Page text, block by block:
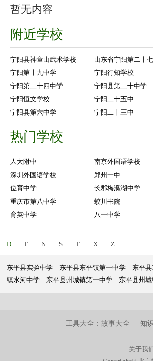
暂无内容
附近学校
宁阳县神童山武术学校 山东省宁阳第二十
宁阳第十九中学
宁阳行知学校
宁阳第二十四中学
宁阳县第二十中学
宁阳恒文学校
宁阳二十五中
宁阳县第六中学
宁阳二十三中
热门学校
人大附中 南京外国语学校
深圳外国语学校
郑州一中
位育中学
长郡梅溪湖中学
重庆市第八中学
蛟川书院
育英中学
八一中学
D F N S T X Z
东平县实验中学 东平县东平镇第一中学 东平
镇水河中学
东平县州城镇第一中学 东平县州
工具大全：故事大全 |知
关于我